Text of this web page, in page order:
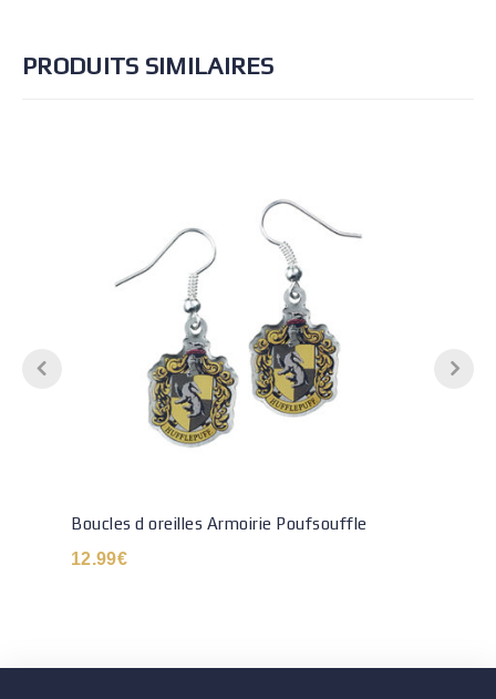
PRODUITS SIMILAIRES
Boucles d oreilles Armoirie Poufsouffle
12.99€